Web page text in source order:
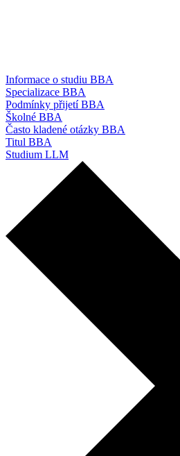
Informace o studiu BBA
Specializace BBA
Podmínky přijetí BBA
Školné BBA
Často kladené otázky BBA
Titul BBA
Studium LLM